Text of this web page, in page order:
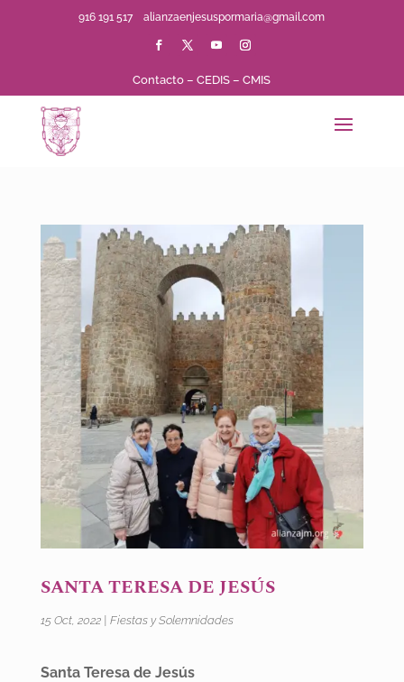
916 191 517alianzaenjesuspormaria@gmail.com
Contacto –CEDIS –CMIS
SANTA TERESA DE JESÚS
15 Oct, 2022| Fiestas y Solemnidades
Santa Teresa de Jesús